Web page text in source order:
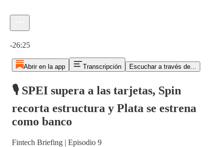
-26:25
Abrir en la app Transcripción Escuchar a través de...
🎙️ SPEI supera a las tarjetas, Spin
recorta estructura y Plata se estrena
como banco
Fintech Briefing | Episodio 9